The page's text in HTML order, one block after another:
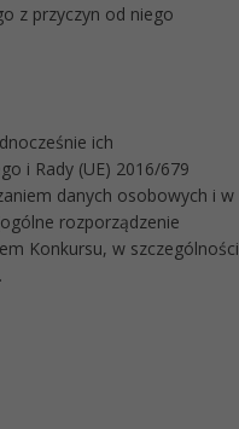
z przyczyn od niego
ich
i Rady (UE) 2016/679
danych osobowych i w
rozporządzenie
Konkursu, w szczególności